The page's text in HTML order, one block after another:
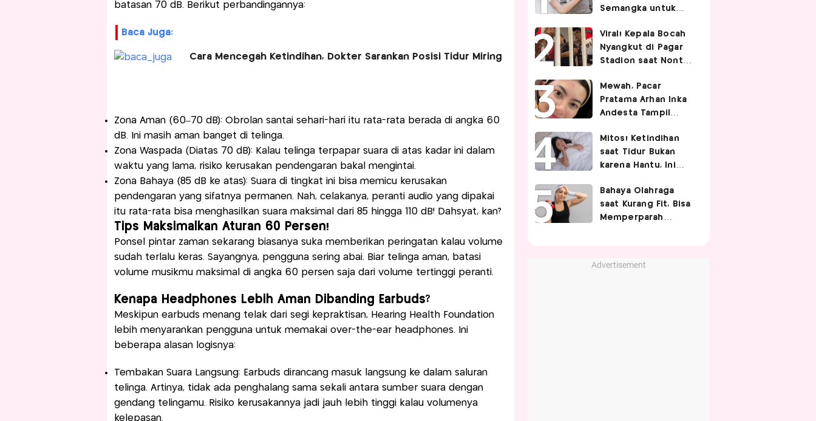
batasan 70 dB. Berikut perbandingannya:
Baca Juga:
Cara Mencegah Ketindihan, Dokter Sarankan Posisi Tidur Miring
Zona Aman (60–70 dB): Obrolan santai sehari-hari itu rata-rata berada di angka 60
dB. Ini masih aman banget di telinga.
Zona Waspada (Diatas 70 dB): Kalau telinga terpapar suara di atas kadar ini dalam
waktu yang lama, risiko kerusakan pendengaran bakal mengintai.
Zona Bahaya (85 dB ke atas): Suara di tingkat ini bisa memicu kerusakan
pendengaran yang sifatnya permanen. Nah, celakanya, peranti audio yang dipakai
itu rata-rata bisa menghasilkan suara maksimal dari 85 hingga 110 dB! Dahsyat, kan?
Tips Maksimalkan Aturan 60 Persen!
Ponsel pintar zaman sekarang biasanya suka memberikan peringatan kalau volume
sudah terlalu keras. Sayangnya, pengguna sering abai. Biar telinga aman, batasi
volume musikmu maksimal di angka 60 persen saja dari volume tertinggi peranti.
Kenapa Headphones Lebih Aman Dibanding Earbuds?
Meskipun earbuds menang telak dari segi kepraktisan, Hearing Health Foundation
lebih menyarankan pengguna untuk memakai over-the-ear headphones. Ini
beberapa alasan logisnya:
Tembakan Suara Langsung: Earbuds dirancang masuk langsung ke dalam saluran
telinga. Artinya, tidak ada penghalang sama sekali antara sumber suara dengan
gendang telingamu. Risiko kerusakannya jadi jauh lebih tinggi kalau volumenya
kelepasan.
Semangka untuk
Viral! Kepala Bocah
Nyangkut di Pagar
Stadion saat Nonton
Endingnya Kocak
Mewah, Pacar
Pratama Arhan Inka
Andesta Tampil
Pakai Bando Rp10
Juta
Mitos! Ketindihan
saat Tidur Bukan
karena Hantu, Ini
dari Dokter
Bahaya Olahraga
saat Kurang Fit, Bisa
Memperparah
Advertisement